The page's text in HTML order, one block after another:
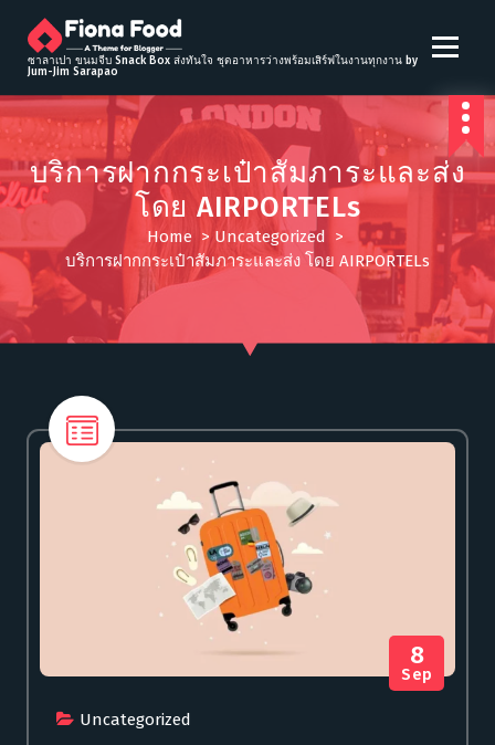
t
o
c
o
n
e
t
ซาลาเปา ขนมจีบ Snack Box ส่งทันใจ ชุดอาหารว่างพร้อมเสิร์ฟในงานทุกงาน by
Jum-Jim Sarapao
บริการฝากกระเป๋าสัมภาระและส่ง
โดย AIRPORTELs
Home > Uncategorized
>
บริการฝากกระเป๋าสัมภาระและส่ง โดย AIRPORTELs
Uncategorized
8
Sep